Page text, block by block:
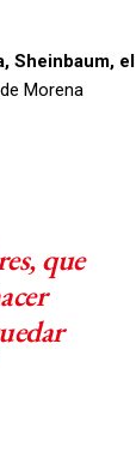
Sheinbaum, el
Morena
que